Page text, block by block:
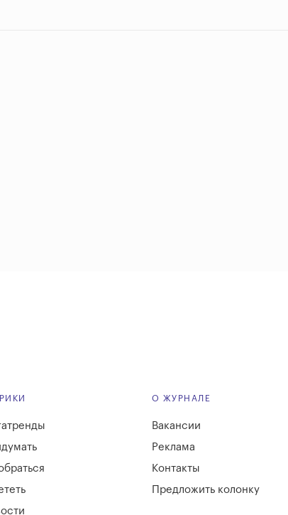
О ЖУРНАЛЕ
Вакансии
Реклама
Контакты
Предложить колонку